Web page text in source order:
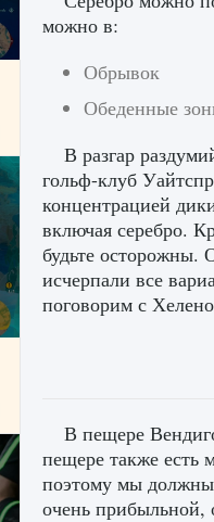
можно в:
Обрывок
Обеденные
В разгар
гольф-клуб
концентрацией
включая серебро.
будьте осторожны.
исчерпали все
поговорим с
В пещере
пещере также есть
поэтому мы должны
очень прибыльной,